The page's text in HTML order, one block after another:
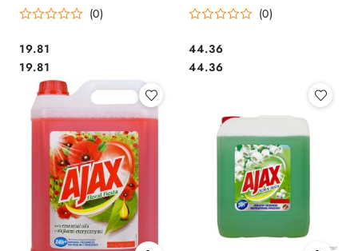
(0)
Cena:
19.81
Cena:
19.81
(0)
Cena:
44.36
Cena:
44.36